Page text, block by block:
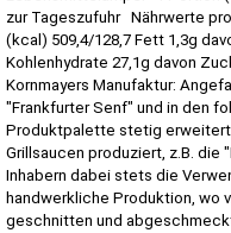
zur Tageszufuhr Nährwerte
(kcal) 509,4/128,7 Fett 1,3g
Kohlenhydrate 27,1g davon
Kornmayers Manufaktur:
"Frankfurter Senf" und in den
Produktpalette stetig
Grillsaucen produziert, z.B. die
Inhabern dabei stets die
handwerkliche Produktion, wo
geschnitten und